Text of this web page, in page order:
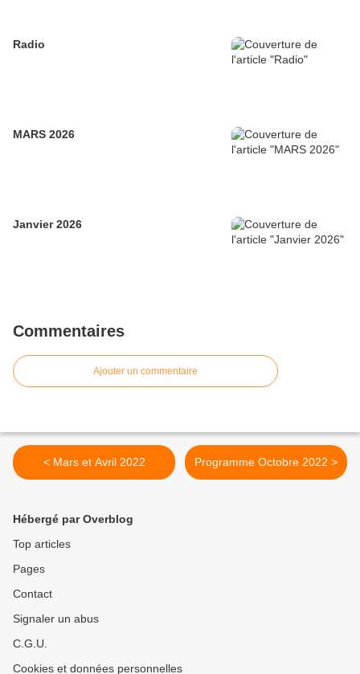
Radio
MARS 2026
Janvier 2026
Commentaires
Ajouter un commentaire
< Mars et Avril 2022 Programme Octobre 2022 >
Hébergé par Overblog
Top articles
Pages
Contact
Signaler un abus
C.G.U.
Cookies et données personnelles